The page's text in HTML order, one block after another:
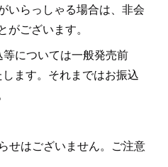
いらっしゃる場合は、非会
がございます。
については一般発売前
します。それまではお振込
せはございません。ご注意